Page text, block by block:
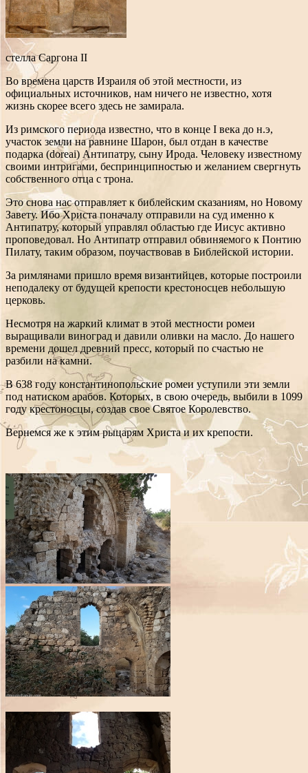
стелла Саргона II
Во времена царств Израиля об этой местности, из
официальных источников, нам ничего не известно, хотя
жизнь скорее всего здесь не замирала.
Из римского периода известно, что в конце I века до н.э,
участок земли на равнине Шарон, был отдан в качестве
подарка (doreai) Антипатру, сыну Ирода. Человеку известному
своими интригами, беспринципностью и желанием свергнуть
собственного отца с трона.
Это снова нас отправляет к библейским сказаниям, но Новому
Завету.Ибо Христа поначалу отправили на суд именно к
Антипатру, который управлял областью где Иисус активно
проповедовал. Но Антипатр отправил обвиняемого к Понтию
Пилату, таким образом, поучаствовав в Библейской истории.
За римлянами пришло время византийцев, которые построили
неподалеку от будущей крепости крестоносцев небольшую
церковь.
Несмотря на жаркий климат в этой местности ромеи
выращивали виноград и давили оливки на масло. До нашего
времени дошел древний пресс, который по счастью не
разбили на камни.
В 638 году константинопольские ромеи уступили эти земли
под натиском арабов. Которых, в свою очередь, выбили в 1099
году крестоносцы, создав свое Святое Королевство.
Вернемся же к этим рыцарям Христа и их крепости.